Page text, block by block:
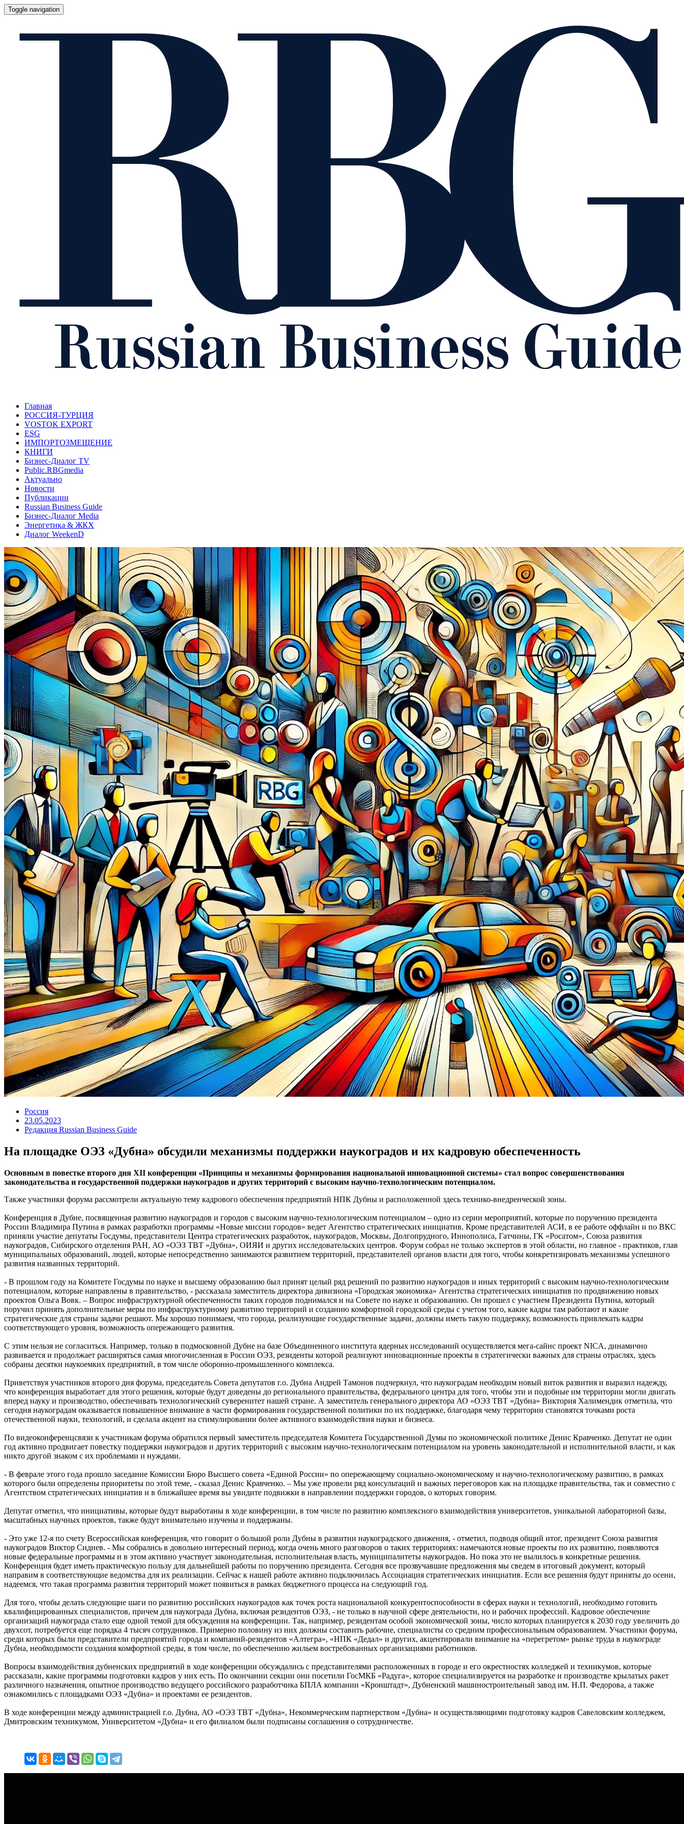
Toggle navigation
Главная
РОССИЯ-ТУРЦИЯ
VOSTOK EXPORT
ESG
ИМПОРТОЗМЕЩЕНИЕ
КНИГИ
Бизнес-Диалог TV
Public.RBGmedia
Актуально
Новости
Публикации
Russian Business Guide
Бизнес-Диалог Media
Энергетика & ЖКХ
Диалог WeekenD
Россия
23.05.2023
Редакция Russian Business Guide
На площадке ОЭЗ «Дубна» обсудили механизмы поддержки наукоградов и их кадровую обеспеченность
Основным в повестке второго дня XII конференции «Принципы и механизмы формирования национальной инновационной системы» стал вопрос совершенствования
законодательства и государственной поддержки наукоградов и других территорий с высоким научно-технологическим потенциалом.
Также участники форума рассмотрели актуальную тему кадрового обеспечения предприятий НПК Дубны и расположенной здесь технико-внедренческой зоны.
Конференция в Дубне, посвященная развитию наукоградов и городов с высоким научно-технологическим потенциалом – одно из серии мероприятий, которые по поручению президента
России Владимира Путина в рамках разработки программы «Новые миссии городов» ведет Агентство стратегических инициатив. Кроме представителей АСИ, в ее работе оффлайн и по ВКС
приняли участие депутаты Госдумы, представители Центра стратегических разработок, наукоградов, Москвы, Долгопрудного, Иннополиса, Гатчины, ГК «Росатом», Союза развития
наукоградов, Сибирского отделения РАН, АО «ОЭЗ ТВТ «Дубна», ОИЯИ и других исследовательских центров. Форум собрал не только экспертов в этой области, но главное - практиков, глав
муниципальных образований, людей, которые непосредственно занимаются развитием территорий, представителей органов власти для того, чтобы конкретизировать механизмы успешного
развития названных территорий.
- В прошлом году на Комитете Госдумы по науке и высшему образованию был принят целый ряд решений по развитию наукоградов и иных территорий с высоким научно-технологическим
потенциалом, которые направлены в правительство, - рассказала заместитель директора дивизиона «Городская экономика» Агентства стратегических инициатив по продвижению новых
проектов Ольга Вовк. – Вопрос инфраструктурной обеспеченности таких городов поднимался и на Совете по науке и образованию. Он прошел с участием Президента Путина, который
поручил принять дополнительные меры по инфраструктурному развитию территорий и созданию комфортной городской среды с учетом того, какие кадры там работают и какие
стратегические для страны задачи решают. Мы хорошо понимаем, что города, реализующие государственные задачи, должны иметь такую поддержку, возможность привлекать кадры
соответствующего уровня, возможность опережающего развития.
С этим нельзя не согласиться. Например, только в подмосковной Дубне на базе Объединенного института ядерных исследований осуществляется мега-сайнс проект NICA, динамично
развивается и продолжает расширяться самая многочисленная в России ОЭЗ, резиденты которой реализуют инновационные проекты в стратегически важных для страны отраслях, здесь
собраны десятки наукоемких предприятий, в том числе оборонно-промышленного комплекса.
Приветствуя участников второго дня форума, председатель Совета депутатов г.о. Дубна Андрей Тамонов подчеркнул, что наукоградам необходим новый виток развития и выразил надежду,
что конференция выработает для этого решения, которые будут доведены до регионального правительства, федерального центра для того, чтобы эти и подобные им территории могли двигать
вперед науку и производство, обеспечивать технологический суверенитет нашей стране. А заместитель генерального директора АО «ОЭЗ ТВТ «Дубна» Виктория Халимендик отметила, что
сегодня наукоградам оказывается повышенное внимание в части формирования государственной политики по их поддержке, благодаря чему территории становятся точками роста
отечественной науки, технологий, и сделала акцент на стимулировании более активного взаимодействия науки и бизнеса.
По видеоконференцсвязи к участникам форума обратился первый заместитель председателя Комитета Государственной Думы по экономической политике Денис Кравченко. Депутат не один
год активно продвигает повестку поддержки наукоградов и других территорий с высоким научно-технологическим потенциалом на уровень законодательной и исполнительной власти, и как
никто другой знаком с их проблемами и нуждами.
- В феврале этого года прошло заседание Комиссии Бюро Высшего совета «Единой России» по опережающему социально-экономическому и научно-технологическому развитию, в рамках
которого были определены приоритеты по этой теме, - сказал Денис Кравченко. – Мы уже провели ряд консультаций и важных переговоров как на площадке правительства, так и совместно с
Агентством стратегических инициатив и в ближайшее время вы увидите подвижки в направлении поддержки городов, о которых говорим.
Депутат отметил, что инициативы, которые будут выработаны в ходе конференции, в том числе по развитию комплексного взаимодействия университетов, уникальной лабораторной базы,
масштабных научных проектов, также будут внимательно изучены и поддержаны.
- Это уже 12-я по счету Всероссийская конференция, что говорит о большой роли Дубны в развитии наукоградского движения, - отметил, подводя общий итог, президент Союза развития
наукоградов Виктор Сиднев. - Мы собрались в довольно интересный период, когда очень много разговоров о таких территориях: намечаются новые проекты по их развитию, появляются
новые федеральные программы и в этом активно участвует законодательная, исполнительная власть, муниципалитеты наукоградов. Но пока это не вылилось в конкретные решения.
Конференция будет иметь практическую пользу для дальнейшей работы по поручению президента. Сегодня все прозвучавшие предложения мы сведем в итоговый документ, который
направим в соответствующие ведомства для их реализации. Сейчас к нашей работе активно подключилась Ассоциация стратегических инициатив. Если все решения будут приняты до осени,
надеемся, что такая программа развития территорий может появиться в рамках бюджетного процесса на следующий год.
Для того, чтобы делать следующие шаги по развитию российских наукоградов как точек роста национальной конкурентоспособности в сферах науки и технологий, необходимо готовить
квалифицированных специалистов, причем для наукограда Дубна, включая резидентов ОЭЗ, - не только в научной сфере деятельности, но и рабочих профессий. Кадровое обеспечение
организаций наукограда стало еще одной темой для обсуждения на конференции. Так, например, резидентам особой экономической зоны, число которых планируется к 2030 году увеличить до
двухсот, потребуется еще порядка 4 тысяч сотрудников. Примерно половину из них должны составить рабочие, специалисты со средним профессиональным образованием. Участники форума,
среди которых были представители предприятий города и компаний-резидентов «Алтегра», «НПК «Дедал» и других, акцентировали внимание на «перегретом» рынке труда в наукограде
Дубна, необходимости создания комфортной среды, в том числе, по обеспечению жильем востребованных организациями работников.
Вопросы взаимодействия дубненских предприятий в ходе конференции обсуждались с представителями расположенных в городе и его окрестностях колледжей и техникумов, которые
рассказали, какие программы подготовки кадров у них есть. По окончании секции они посетили ГосМКБ «Радуга», которое специализируется на разработке и производстве крылатых ракет
различного назначения, опытное производство ведущего российского разработчика БПЛА компании «Кронштадт», Дубненский машиностроительный завод им. Н.П. Федорова, а также
ознакомились с площадками ОЭЗ «Дубна» и проектами ее резидентов.
В ходе конференции между администрацией г.о. Дубна, АО «ОЭЗ ТВТ «Дубна», Некоммерческим партнерством «Дубна» и осуществляющими подготовку кадров Савеловским колледжем,
Дмитровским техникумом, Университетом «Дубна» и его филиалом были подписаны соглашения о сотрудничестве.